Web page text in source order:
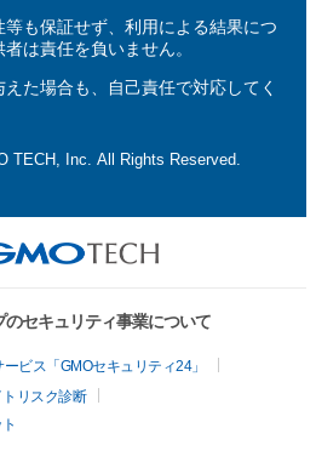
も保証せず、利用による結果につ
は責任を負いません。
た場合も、自己責任で対応してく
TECH, Inc. All Rights Reserved.
セキュリティ事業について
ビス「GMOセキュリティ24」
リスク診断